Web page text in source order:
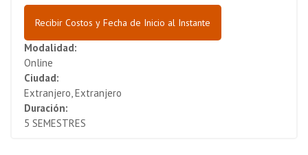
Recibir Costos y Fecha de Inicio al Instante
Modalidad:
Online
Ciudad:
Extranjero, Extranjero
Duración:
5 SEMESTRES